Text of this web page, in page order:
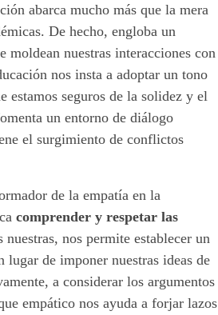
abarca mucho más que la mera
De hecho, engloba un
moldean nuestras interacciones con
nos insta a adoptar un tono
estamos seguros de la solidez y el
un entorno de diálogo
el surgimiento de conflictos
de la empatía en la
comprender y respetar las
nos permite establecer un
de imponer nuestras ideas de
a considerar los argumentos
empático nos ayuda a forjar lazos